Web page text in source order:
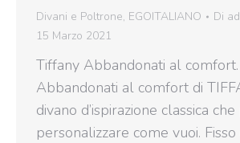
Divani e Poltrone, EGOITALIANO Di
15 Marzo 2021
Tiffany Abbandonati al comfort.
Abbandonati al comfort di
divano d’ispirazione classica
personalizzare come vuoi.